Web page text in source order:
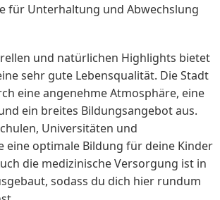
für Unterhaltung und Abwechslung
und natürlichen Highlights bietet
sehr gute Lebensqualität. Die Stadt
eine angenehme Atmosphäre, eine
ein breites Bildungsangebot aus.
Universitäten und
eine optimale Bildung für deine Kinder
die medizinische Versorgung ist in
sodass du dich hier rundum